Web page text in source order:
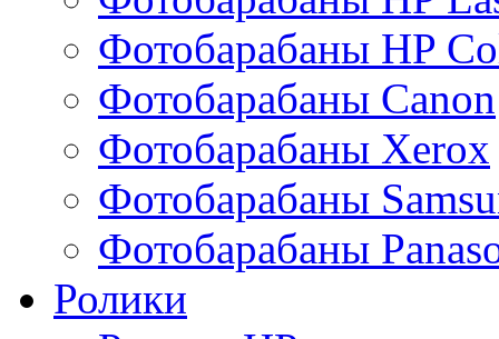
Фотобарабаны HP
Фотобарабаны Canon
Фотобарабаны Xerox
Фотобарабаны
Фотобарабаны
Ролики